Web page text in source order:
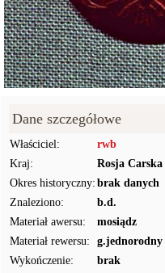
Dane szczegółowe
Właściciel:
rwb
Kraj:
Rosja Carska
Okres historyczny: brak danych
Znaleziono:
b.d.
Materiał awersu:
mosiądz
Materiał rewersu:
g.jednorodny
Wykończenie:
brak